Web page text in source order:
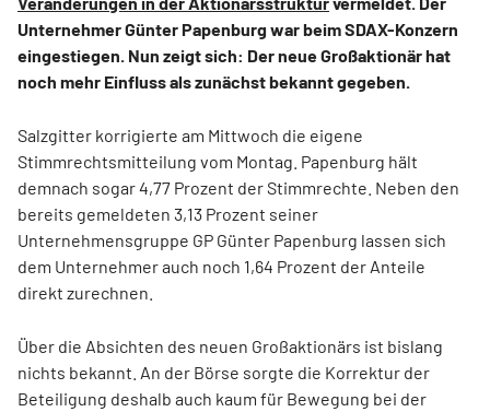
Unternehmer Günter Papenburg war beim SDAX-Konzern
eingestiegen. Nun zeigt sich: Der neue Großaktionär hat
noch mehr Einfluss als zunächst bekannt gegeben.
Salzgitter korrigierte am Mittwoch die eigene
Stimmrechtsmitteilung vom Montag. Papenburg hält
demnach sogar 4,77 Prozent der Stimmrechte. Neben den
bereits gemeldeten 3,13 Prozent seiner
Unternehmensgruppe GP Günter Papenburg lassen sich
dem Unternehmer auch noch 1,64 Prozent der Anteile
direkt zurechnen.
Über die Absichten des neuen Großaktionärs ist bislang
nichts bekannt. An der Börse sorgte die Korrektur der
Beteiligung deshalb auch kaum für Bewegung bei der